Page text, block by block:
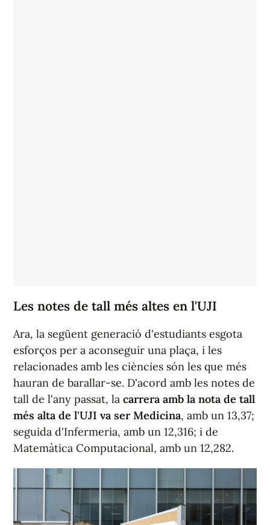
Les notes de tall més altes en l'UJI
Ara, la següent generació d'estudiants esgota
esforços per a aconseguir una plaça, i les
relacionades amb les ciències són les que més
hauran de barallar-se. D'acord amb les notes de
tall de l'any passat, la carrera amb la nota de tall
més alta de l'UJI va ser Medicina, amb un 13,37;
seguida d'Infermeria, amb un 12,316; i de
Matemàtica Computacional, amb un 12,282.